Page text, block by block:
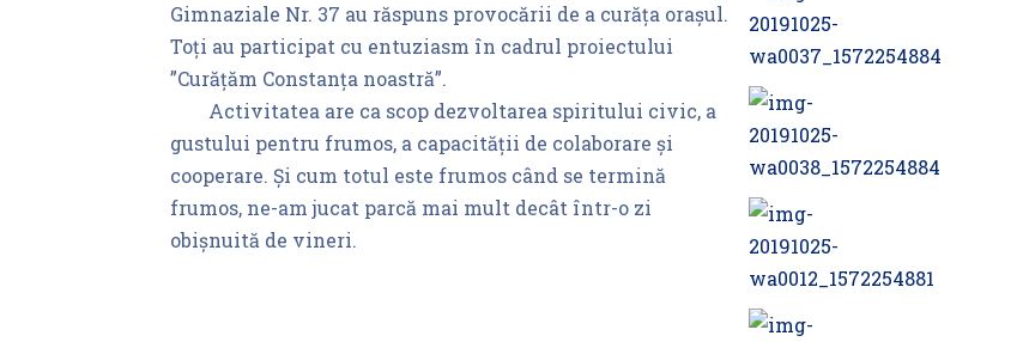
Gimnaziale Nr. 37 au răspuns provocării de a curăța orașul.
Toți au participat cu entuziasm în cadrul proiectului
”Curățăm Constanța noastră”.
Activitatea are ca scop dezvoltarea spiritului civic, a
gustului pentru frumos, a capacității de colaborare și
cooperare. Și cum totul este frumos când se termină
frumos, ne-am jucat parcă mai mult decât într-o zi
obișnuită de vineri.